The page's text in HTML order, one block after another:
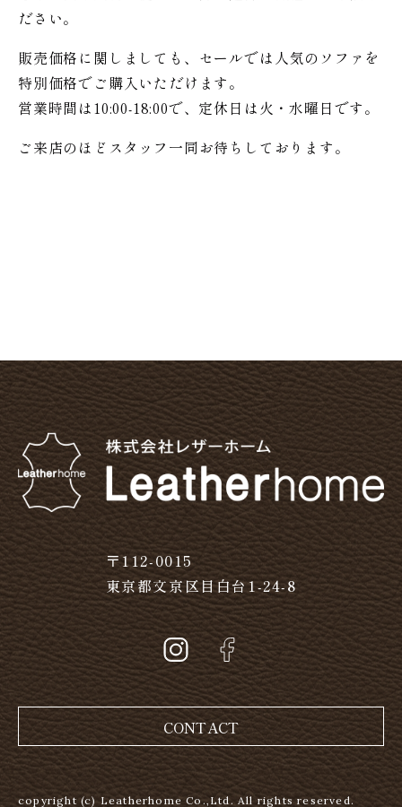
ださい。
販売価格に関しましても、セールでは人気のソファを
特別価格でご購入いただけます。
営業時間は10:00-18:00で、定休日は火・水曜日です。
ご来店のほどスタッフ一同お待ちしております。
〒112-0015
東京都文京区目白台1-24-8
CONTACT
copyright (c) Leatherhome Co.,Ltd. All rights reserved.